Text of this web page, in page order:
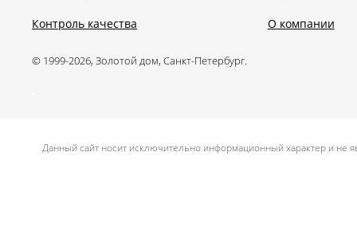
Контроль качества О компании
© 1999-2026, Золотой дом, Санкт-Петербург.
Данный сайт носит исключительно информационный характер и не